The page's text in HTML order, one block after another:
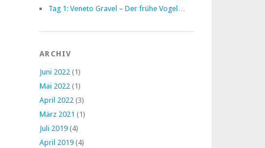
Tag 1: Veneto Gravel – Der frühe Vogel…
ARCHIV
Juni 2022 (1)
Mai 2022 (1)
April 2022 (3)
März 2021 (1)
Juli 2019 (4)
April 2019 (4)